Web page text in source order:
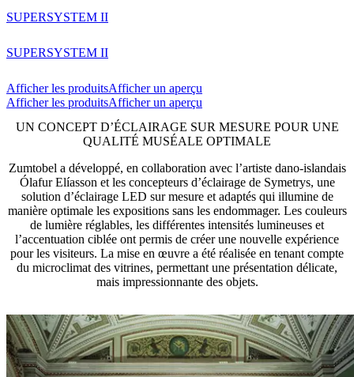
SUPERSYSTEM II
SUPERSYSTEM II
Afficher les produitsAfficher un aperçu
Afficher les produitsAfficher un aperçu
UN CONCEPT D’ÉCLAIRAGE SUR MESURE POUR UNE
QUALITÉ MUSÉALE OPTIMALE
Zumtobel a développé, en collaboration avec l’artiste dano-islandais
Ólafur Elíasson et les concepteurs d’éclairage de Symetrys, une
solution d’éclairage LED sur mesure et adaptés qui illumine de
manière optimale les expositions sans les endommager. Les couleurs
de lumière réglables, les différentes intensités lumineuses et
l’accentuation ciblée ont permis de créer une nouvelle expérience
pour les visiteurs. La mise en œuvre a été réalisée en tenant compte
du microclimat des vitrines, permettant une présentation délicate,
mais impressionnante des objets.